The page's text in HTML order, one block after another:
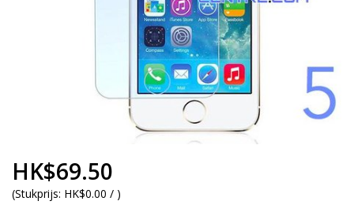
HK$69.50
(Stukprijs: HK$0.00 / )